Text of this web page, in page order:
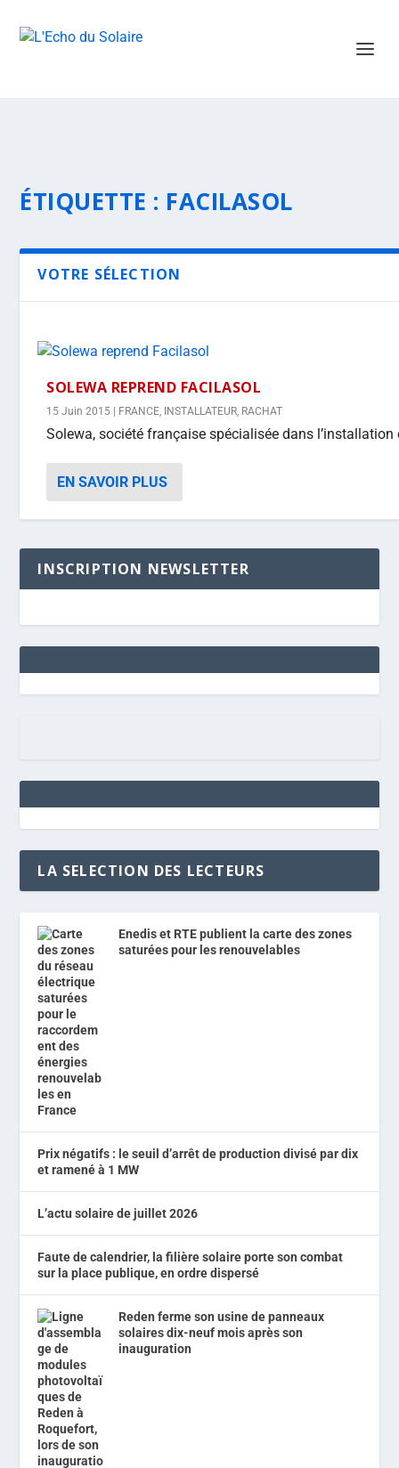
ÉTIQUETTE : FACILASOL
VOTRE SÉLECTION
SOLEWA REPREND FACILASOL
15 Juin 2015 FRANCE, INSTALLATEUR, RACHAT
Solewa, société française spécialisée dans
EN SAVOIR PLUS
INSCRIPTION NEWSLETTER
LA SELECTION DES LECTEURS
Enedis et RTE publient la carte des zones
saturées pour les renouvelables
Prix négatifs : le seuil d’arrêt de production divisé par dix
et ramené à 1 MW
L’actu solaire de juillet 2026
Faute de calendrier, la filière solaire porte son combat
sur la place publique, en ordre dispersé
Reden ferme son usine de panneaux
solaires dix-neuf mois après son
inauguration